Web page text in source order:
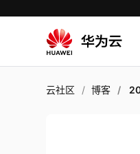
云社区 博客